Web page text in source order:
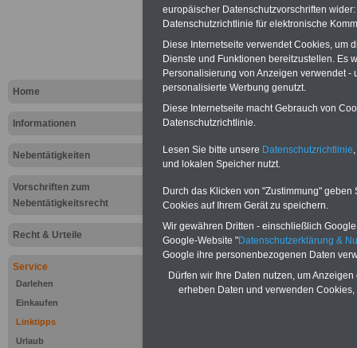
Home
Informationen
Nebentätigkeiten
Vorschriften zum
Nebentätigkeitsrecht
Recht & Urteile
Service
Darlehen
Einkaufen
Linktipps
Urlaub
Der
seit
des
Jahr
{referenz:beihilfelexikon}
.>>>NEU aufgelegt März 2025
europäischer Datenschutzvorschriften
Datenschutzrichtlinie für elektronische
Diese Internetseite verwendet Cookies, um
Dienste und Funktionen bereitzustellen. Es
Personalisierung von Anzeigen verwendet
personalisierte Werbung genutzt.
Diese Internetseite macht Gebrauch von
Datenschutzrichtlinie.
Lesen Sie bitte unsere Datenschutzrichtlinie
und lokalen Speicher nutzt.
Durch das Klicken von "Zustimmung"
Cookies auf Ihrem Gerät zu speichern.
Wir gewähren Dritten - einschließlich
Google-Website "Datenschutzerklärung &
Google ihre personenbezogenen Daten
Dürfen wir Ihre Daten nutzen, um
erheben Daten und verwenden